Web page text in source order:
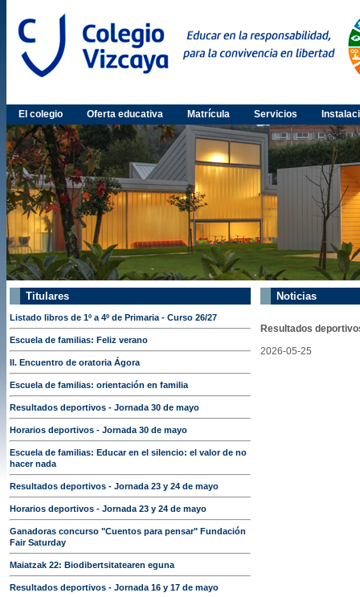
El colegio Oferta educativa Matrícula Servicios
Titulares
Listado libros de 1º a 4º de Primaria - Curso 26/27
Escuela de familias: Feliz verano
II. Encuentro de oratoria Ágora
Escuela de familias: orientación en familia
Resultados deportivos - Jornada 30 de mayo
Horarios deportivos - Jornada 30 de mayo
Escuela de familias: Educar en el silencio: el valor de no
hacer nada
Resultados deportivos - Jornada 23 y 24 de mayo
Horarios deportivos - Jornada 23 y 24 de mayo
Ganadoras concurso "Cuentos para pensar" Fundación
Fair Saturday
Maiatzak 22: Biodibertsitatearen eguna
Resultados deportivos - Jornada 16 y 17 de mayo
Noticias
Resultados
2026-05-25